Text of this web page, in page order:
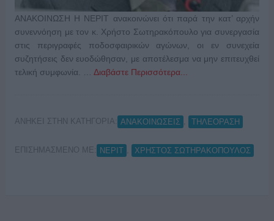
ΑΝΑΚΟΙΝΩΣΗ Η ΝΕΡΙΤ ανακοινώνει ότι παρά την κατ’ αρχήν
συνεννόηση με τον κ. Χρήστο Σωτηρακόπουλο για συνεργασία
στις περιγραφές ποδοσφαιρικών αγώνων, οι εν συνεχεία
συζητήσεις δεν ευοδώθησαν, με αποτέλεσμα να μην επιτευχθεί
τελική συμφωνία. … Διαβάστε Περισσότερα...
ΑΝΗΚΕΙ ΣΤΗΝ ΚΑΤΗΓΟΡΙΑ: ΑΝΑΚΟΙΝΩΣΕΙΣ ΤΗΛΕΟΡΑΣΗ
ΕΠΙΣΗΜΑΣΜΕΝΟ ΜΕ: ΝΕΡΙΤ ΧΡΗΣΤΟΣ ΣΩΤΗΡΑΚΟΠΟΥΛΟΣ